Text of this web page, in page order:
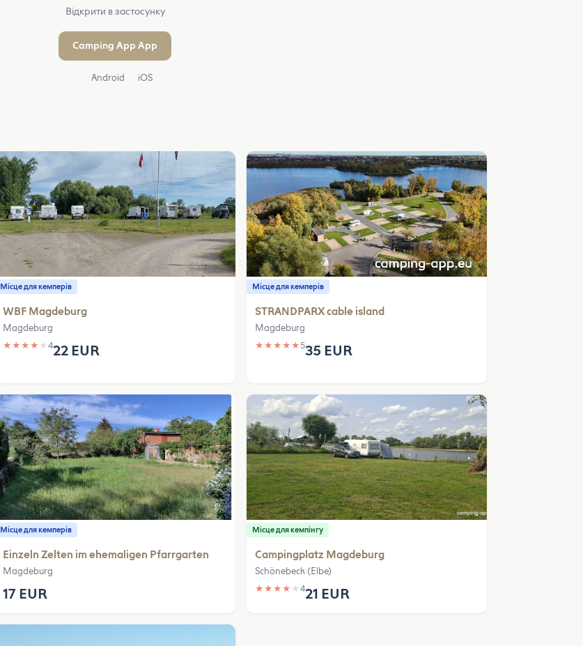
Відкрити в застосунку
Camping App App
Android iOS
Місце для кемперів
WBF Magdeburg
Magdeburg
★ ★ ★ ★ ★422 EUR
Місце для кемперів
STRANDPARX cable island
Magdeburg
★ ★ ★ ★ ★535 EUR
Місце для кемперів
Einzeln Zelten im ehemaligen Pfarrgarten
Magdeburg
17 EUR
Місце для кемпінгу
Campingplatz Magdeburg
Schönebeck (Elbe)
★ ★ ★ ★ ★ 421 EUR